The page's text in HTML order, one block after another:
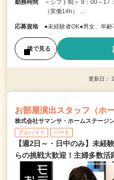
勤務時間
＜シフト制＞ 8：00～17
（実働14h） …
応募資格 ●未経験者OK●男女、年
後で見る
更新日：
お部屋演出スタッフ（ホ
株式会社サマンサ・ホームステージ
アルバイト パート
【週2日～・日中のみ】未
らの挑戦大歓迎！主婦多数活